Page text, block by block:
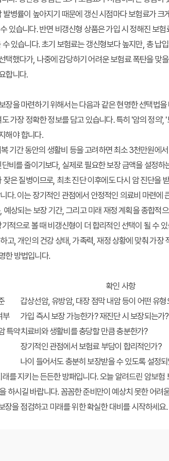
병률이 높아지기 때문에 갱신 시점마다 보험료가 크
있습니다. 반면 비갱신형 상품은 가입 시 정해진 보
있습니다. 초기 보험료는 갱신형보다 높지만, 총 납
택했다가, 나중에 감당하기 어려운 보험료 폭탄을 맞
합니다.
장을 마련하기 위해서는 다음과 같은 현명한 선택법
가장 정확한 정보를 담고 있습니다. 특히 '암의 정의',
해야 합니다.
기간 동안의 생활비 등을 고려하면 최소 3천만원에
비를 줄이기보다, 실제로 필요한 보장 금액을 설정하
잦은 질병이므로, 최초 진단 이후에도 다시 암 진단을
다. 이는 장기적인 관점에서 안정적인 의료비 마련에
예상되는 보장 기간, 그리고 미래 재정 계획을 종합적
적으로 볼 때 비갱신형이 더 합리적인 선택이 될 수
고, 개인의 건강 상태, 가족력, 재정 상황에 맞춰 가장
한 방법입니다.
확인 사항
갑상선암, 유방암, 대장 점막 내암 등이 어떤 유
부
가입 즉시 보장 가능한가? 재진단 시 보장되는가?
특약치료비와 생활비를 충당할 만큼 충분한가?
장기적인 관점에서 보험료 부담이 합리적인가?
나이 들어서도 충분히 보장받을 수 있도록 설정
를 지키는 든든한 방패입니다. 오늘 알려드린 암보
하시길 바랍니다. 꼼꼼한 준비만이 예상치 못한 어려
장을 점검하고 미래를 위한 확실한 대비를 시작하세요.